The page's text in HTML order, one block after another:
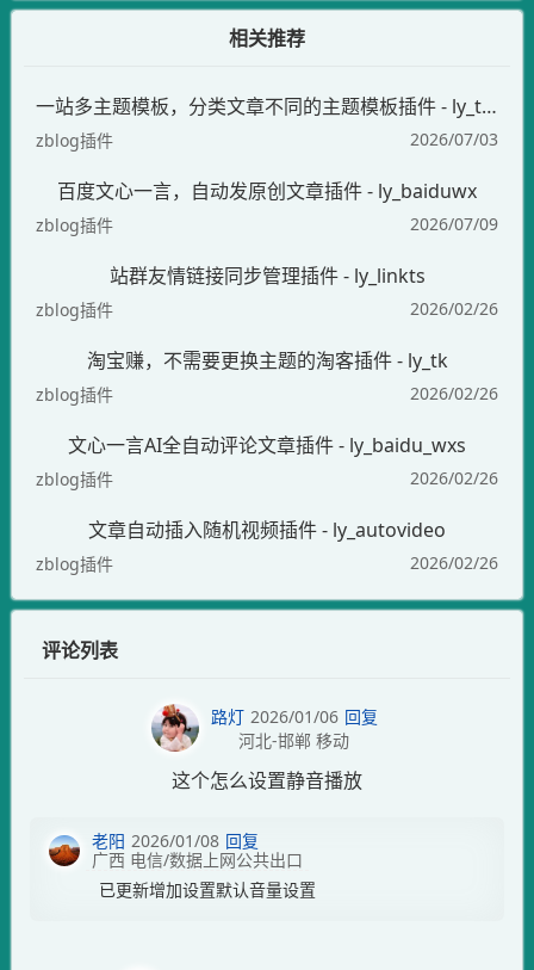
相关推荐
一站多主题模板，分类文章不同的主题模板插件 - ly_themes
zblog插件 2026/07/03
百度文心一言，自动发原创文章插件 - ly_baiduwx
zblog插件 2026/07/09
站群友情链接同步管理插件 - ly_linkts
zblog插件 2026/02/26
淘宝赚，不需要更换主题的淘客插件 - ly_tk
zblog插件 2026/02/26
文心一言AI全自动评论文章插件 - ly_baidu_wxs
zblog插件 2026/02/26
文章自动插入随机视频插件 - ly_autovideo
zblog插件 2026/02/26
评论列表
路灯 2026/01/06 回复
河北-邯郸 移动
这个怎么设置静音播放
老阳 2026/01/08 回复
广西 电信/数据上网公共出口
已更新增加设置默认音量设置